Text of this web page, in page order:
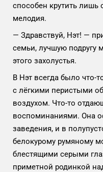
способен крутить лишь
мелодия.
— Здравствуй, Нэт! —
семьи, лучшую подругу
этого захолустья.
В Нэт всегда было что-
с лёгкими перистыми
воздухом. Что-то
воспоминаниями. Она
заведения, и в
белокурому румяному
блестящими серыми
приметной родинкой